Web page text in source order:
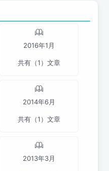
2016年1月
共有（1）文章
2014年6月
共有（1）文章
2013年3月